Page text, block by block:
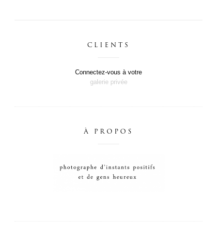
CLIENTS
Connectez-vous à votre
galerie privée
À PROPOS